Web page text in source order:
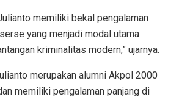
memiliki bekal pengalaman
yang menjadi modal utama
kriminalitas modern,” ujarnya.
merupakan alumni Akpol 2000
memiliki pengalaman panjang di